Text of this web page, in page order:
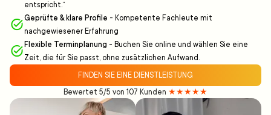
entspricht.“
Geprüfte & klare Profile - Kompetente Fachleute mit
nachgewiesener Erfahrung
Flexible Terminplanung - Buchen Sie online und wählen Sie eine
Zeit, die für Sie passt, ohne zusätzlichen Aufwand.
FINDEN SIE EINE DIENSTLEISTUNG
Bewertet 5/5 von 107 Kunden ★★★★★